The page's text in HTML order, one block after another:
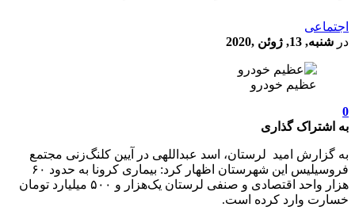
اجتماعی
در شنبه, 13, ژوئن ,2020
عظیم خودرو
0
به اشتراک گذاری
به گزارش امید لرستان، اسد عبداللهی در آیین کلنگ‌زنی مجتمع
فروسیلیس این شهرستان اظهار کرد: بیماری کرونا به حدود ۶۰
هزار واحد اقتصادی و صنفی لرستان یک‌هزار و ۵۰۰ میلیارد تومان
خسارت وارد کرده است.